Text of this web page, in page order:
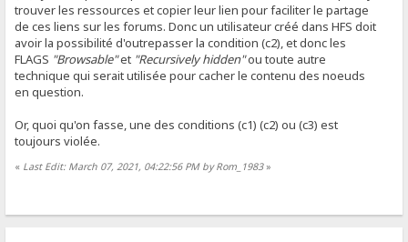
trouver les ressources et copier leur lien pour faciliter le partage
de ces liens sur les forums. Donc un utilisateur créé dans HFS doit
avoir la possibilité d'outrepasser la condition (c2), et donc les
FLAGS "Browsable"et "Recursively hidden"ou toute autre
technique qui serait utilisée pour cacher le contenu des noeuds
en question.
Or, quoi qu'on fasse, une des conditions (c1) (c2) ou (c3) est
toujours violée.
« Last Edit: March 07, 2021, 04:22:56 PM by Rom_1983»